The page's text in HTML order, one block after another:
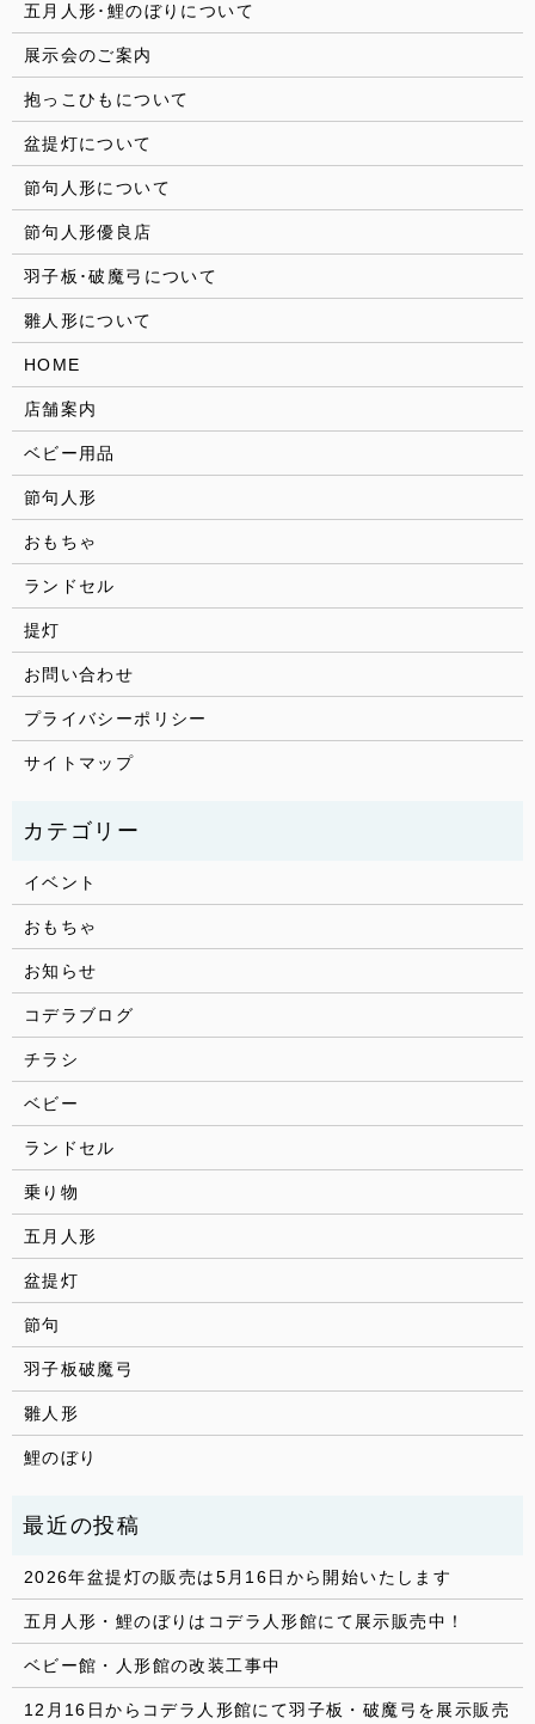
五月人形･鯉のぼりについて
展示会のご案内
抱っこひもについて
盆提灯について
節句人形について
節句人形優良店
羽子板･破魔弓について
雛人形について
HOME
店舗案内
ベビー用品
節句人形
おもちゃ
ランドセル
提灯
お問い合わせ
プライバシーポリシー
サイトマップ
イベント
おもちゃ
お知らせ
コデラブログ
チラシ
ベビー
ランドセル
乗り物
五月人形
盆提灯
節句
羽子板破魔弓
雛人形
鯉のぼり
2026年盆提灯の販売は5月16日から開始いたします
五月人形・鯉のぼりはコデラ人形館にて展示販売中！
ベビー館・人形館の改装工事中
12月16日からコデラ人形館にて羽子板・破魔弓を展示販売